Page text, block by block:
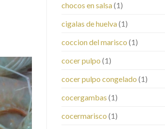
chocos en salsa(1)
cigalas de huelva(1)
coccion del marisco (1)
cocer pulpo (1)
cocer pulpo congelado (1)
cocergambas (1)
cocermarisco (1)